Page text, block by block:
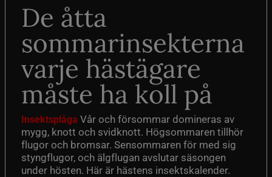
De åtta
sommarinsekterna
varje hästägare
måste ha koll på
Insektsplåga Vår och försommar domineras av
mygg, knott och svidknott. Högsommaren tillhör
flugor och bromsar. Sensommaren för med sig
styngflugor, och älgflugan avslutar säsongen
under hösten. Här är hästens insektskalender.